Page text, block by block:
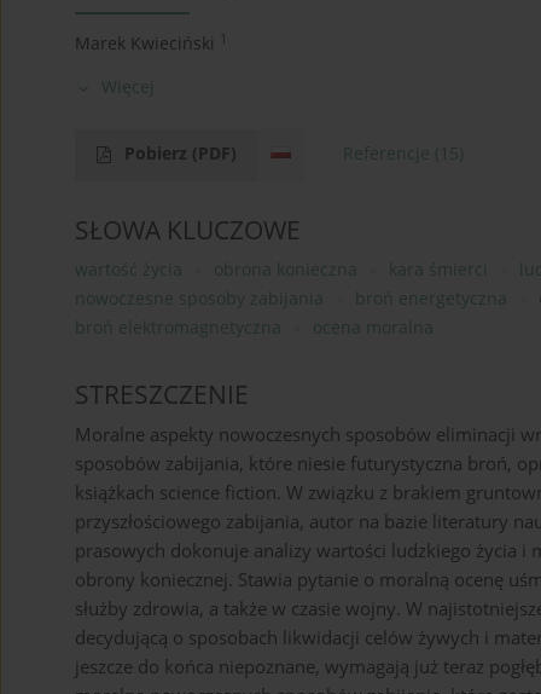
Marek Kwieciński 1
Więcej
Pobierz (PDF) Referencje (15)
SŁOWA KLUCZOWE
wartość życia obrona konieczna kara śmierci
nowoczesne sposoby zabijania
broń energetyczna
broń elektromagnetyczna
ocena moralna
STRESZCZENIE
Moralne aspekty nowoczesnych sposobów eliminacji
sposobów zabijania, które niesie futurystyczna broń,
książkach science fiction. W związku z brakiem
przyszłościowego zabijania, autor na bazie literatury
prasowych dokonuje analizy wartości ludzkiego życia i
obrony koniecznej. Stawia pytanie o moralną ocenę
służby zdrowia, a także w czasie wojny. W
decydującą o sposobach likwidacji celów żywych i
jeszcze do końca niepoznane, wymagają już teraz